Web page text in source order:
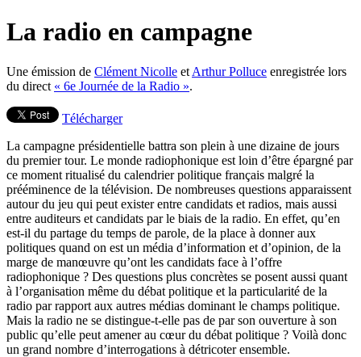
La radio en campagne
Une émission de Clément Nicolle et Arthur Polluce enregistrée lors
du direct « 6e Journée de la Radio ».
Télécharger
La campagne présidentielle battra son plein à une dizaine de jours
du premier tour. Le monde radiophonique est loin d’être épargné par
ce moment ritualisé du calendrier politique français malgré la
prééminence de la télévision. De nombreuses questions apparaissent
autour du jeu qui peut exister entre candidats et radios, mais aussi
entre auditeurs et candidats par le biais de la radio. En effet, qu’en
est-il du partage du temps de parole, de la place à donner aux
politiques quand on est un média d’information et d’opinion, de la
marge de manœuvre qu’ont les candidats face à l’offre
radiophonique ? Des questions plus concrètes se posent aussi quant
à l’organisation même du débat politique et la particularité de la
radio par rapport aux autres médias dominant le champs politique.
Mais la radio ne se distingue-t-elle pas de par son ouverture à son
public qu’elle peut amener au cœur du débat politique ? Voilà donc
un grand nombre d’interrogations à détricoter ensemble.